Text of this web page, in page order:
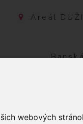
webových
Areál